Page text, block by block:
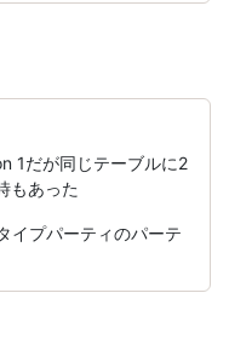
1だが同じテーブルに2
もあった
プパーティのパーテ